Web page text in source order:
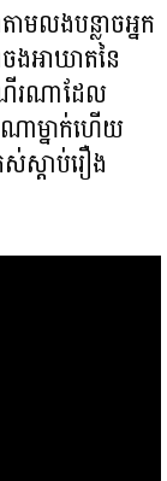
មលងបន្លាចអ្នក
អាឃាតនៃ
ើរណាដែល
ាម្នាក់ហើយ
ស្តាប់រឿង